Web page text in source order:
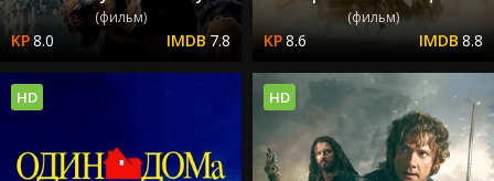
(фильм)
8.0 7.8
(фильм)
8.6 8.8
HD HD